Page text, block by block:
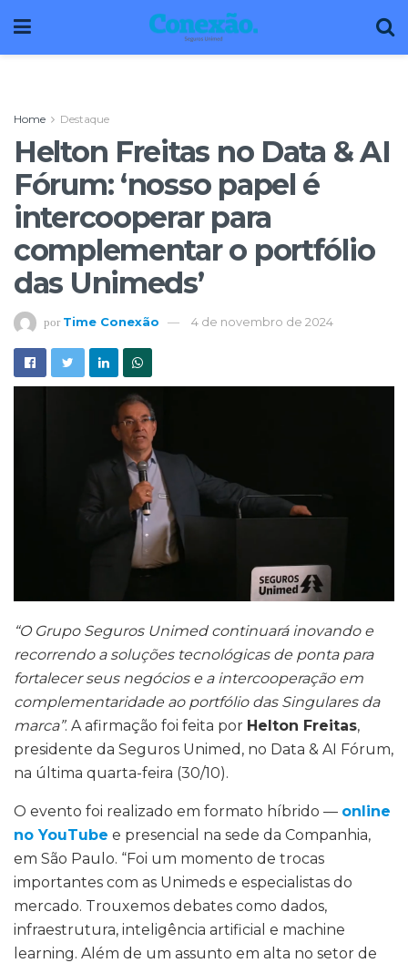
Home Destaque
Helton Freitas no Data & AI
Fórum: ‘nosso papel é
intercooperar para
complementar o portfólio
das Unimeds’
por Time Conexão 4 de novembro de 2024
“O Grupo Seguros Unimed continuará inovando e
recorrendo a soluções tecnológicas de ponta para
fortalecer seus negócios e a intercooperação em
complementaridade ao portfólio das Singulares da
marca”. A afirmação foi feita por Helton Freitas,
presidente da Seguros Unimed, no Data & AI Fórum,
na última quarta-feira (30/10).
O evento foi realizado em formato híbrido — online
no YouTube e presencial na sede da Companhia,
em São Paulo. “Foi um momento de trocas
importantes com as Unimeds e especialistas do
mercado. Trouxemos debates como dados,
infraestrutura, inteligência artificial e machine
learning. Além de um assunto em alta no setor de